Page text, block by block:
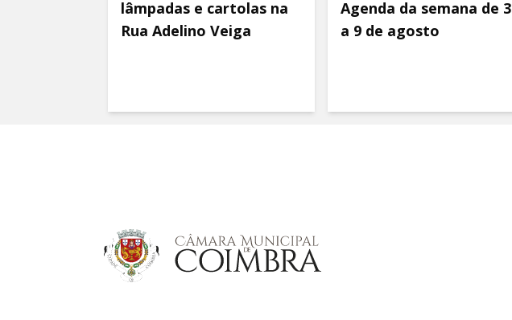
lâmpadas e cartolas na
Rua Adelino Veiga
Agenda da semana de 3
a 9 de agosto